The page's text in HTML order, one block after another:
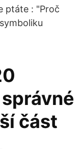
ptáte : "Proč
část